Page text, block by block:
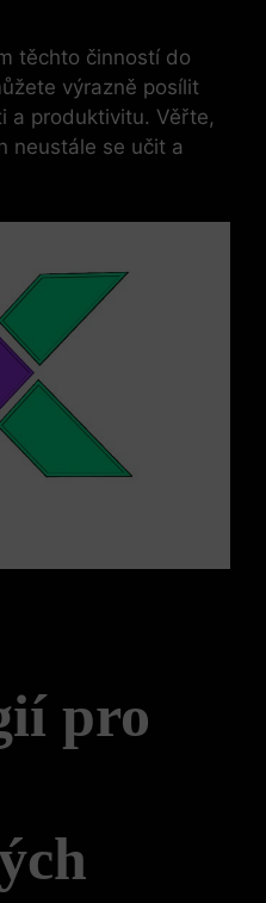
těchto činností do
výrazně posílit
a produktivitu. Věřte,
neustále se učit a
pro